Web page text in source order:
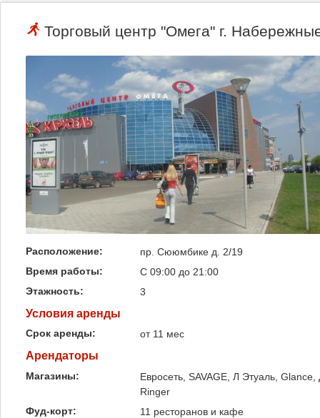
Торговый центр "Омега" г.
Расположение:
пр. Сююмбике д. 2/19
Время работы:
С 09:00 до 21:00
Этажность:
3
Условия аренды
Срок аренды: от 11 мес
Арендаторы
Магазины:
Евросеть, SAVAGE, Л Этуаль,
Ringer
Фуд-корт:
11 ресторанов и кафе